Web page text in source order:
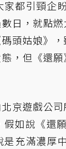
都引頸企
日，就點
頭姑娘》
，但《還
京遊戲公
假如說《還
充滿濃厚